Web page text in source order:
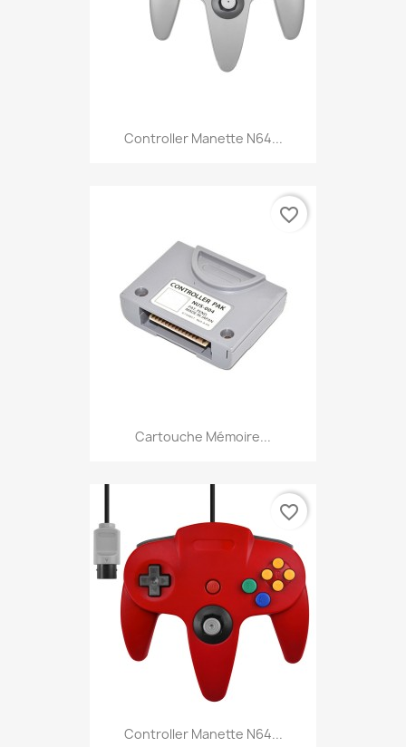
Controller Manette N64...
Cartouche Mémoire...
favorite_border
Controller Manette N64...
favorite_border